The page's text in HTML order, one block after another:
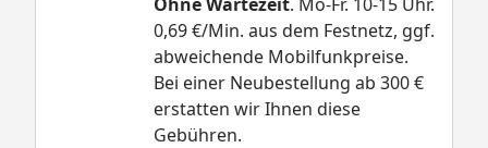
0,69 €/Min. aus dem Festnetz, ggf.
abweichende Mobilfunkpreise.
Bei einer Neubestellung ab 300 €
erstatten wir Ihnen diese
Gebühren.